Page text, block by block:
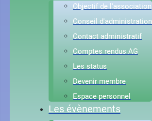
Objectif de l'association
Conseil d'administration
Contact administratif
Comptes rendus AG
Les status
Devenir membre
Espace personnel
Les évènements